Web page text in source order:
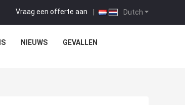
Dutch
Vraag een offerte aan |
NIEUWS GEVALLEN